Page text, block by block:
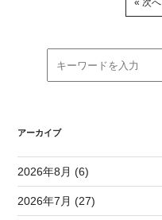
« 次へ
アーカイブ
2026年8月 (6)
2026年7月 (27)